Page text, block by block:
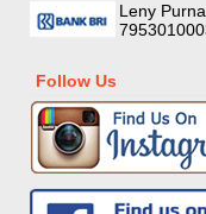
Leny
Follow Us